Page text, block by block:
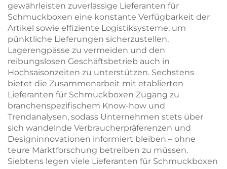
gewährleisten zuverlässige Lieferanten für
Schmuckboxen eine konstante Verfügbarkeit der
Artikel sowie effiziente Logistiksysteme, um
pünktliche Lieferungen sicherzustellen,
Lagerengpässe zu vermeiden und den
reibungslosen Geschäftsbetrieb auch in
Hochsaisonzeiten zu unterstützen. Sechstens
bietet die Zusammenarbeit mit etablierten
Lieferanten für Schmuckboxen Zugang zu
branchenspezifischem Know-how und
Trendanalysen, sodass Unternehmen stets über
sich wandelnde Verbraucherpräferenzen und
Designinnovationen informiert bleiben – ohne
teure Marktforschung betreiben zu müssen.
Siebtens legen viele Lieferanten für Schmuckboxen